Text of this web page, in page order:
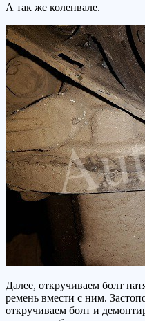
А так же коленвале.
Далее, откручиваем болт
ремень вмести с ним.
откручиваем болт и